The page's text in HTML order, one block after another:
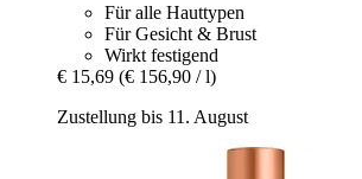
Für alle Hauttypen
Für Gesicht & Brust
Wirkt festigend
€ 15,69 (€ 156,90 / l)
Zustellung bis 11. August